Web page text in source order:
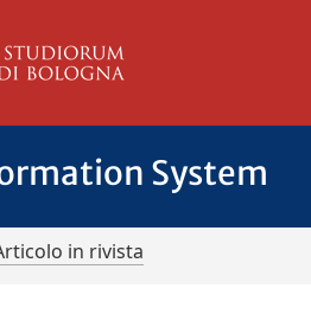
System
in rivista